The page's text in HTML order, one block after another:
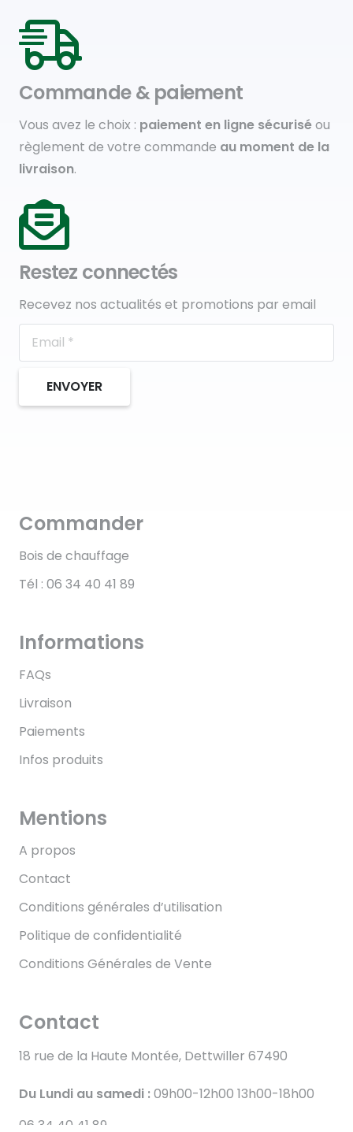
Commande & paiement
Vous avez le choix : paiement en ligne sécuriséou
règlement de votre commande au moment de la
livraison.
Restez connectés
Recevez nos actualités et promotions par email
ENVOYER
Commander
Bois de chauffage
Tél : 06 34 40 41 89
Informations
FAQs
Livraison
Paiements
Infos produits
Mentions
A propos
Contact
Conditions générales d’utilisation
Politique de confidentialité
Conditions Générales de Vente
Contact
18 rue de la Haute Montée, Dettwiller 67490
Du Lundi au samedi :09h00-12h00 13h00-18h00
06 34 40 41 89